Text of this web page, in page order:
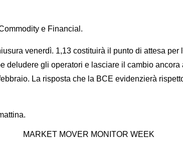
e Financial.
venerdì. 1,13 costituirà il punto di attesa
gli operatori e lasciare il cambio
La risposta che la BCE evidenzierà